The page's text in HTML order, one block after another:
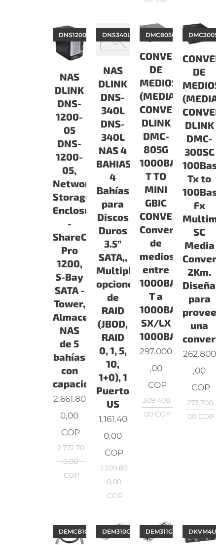
NAS
DLINK
DNS-
1200-
05
DNS-
1200-
05,
Network
Storage
Enclosure
-
ShareCenter
Pro
1200,
5-Bay
SATA -
Tower,
Almacenamiento
NAS
de 5
bahías
con
capacidad
DNS120005
2.661.80
0,00
COP
2.772.70
0,00
COP
NAS
DLINK
DNS-
340L
DNS-
340L
NAS 4
BAHIAS.
4
Bahías
para
Discos
Duros
3.5”
SATA,,
Multiples
opciones
de
RAID
(JBOD,
RAID
0, 1, 5,
10,
1+0), 1
Puerto
US
DNS340L
1.161.40
0,00
COP
1.209.80
0,00
COP
CONVERSOR
DE
MEDIOS
(MEDIA
CONVERTER)
DLINK
DMC-
805G
1000BASE-
T TO
MINI
GBIC
CONVERSOR,
Conversión
de
medios
entre
1000BASE-
T a
1000BASE-
SX/LX
1000BAS
DMC805G
297.000
,00
COP
309.400,
00COP
DE
MEDIOS
(MEDIA
DLINK
DMC-
300SC
Tx to
Fx
SC
Media
2Km.
para
proveer
una
262.800
,00
COP
273.700,
00COP
DEMCB100S DEM310GT DEM311GT DKVM4U